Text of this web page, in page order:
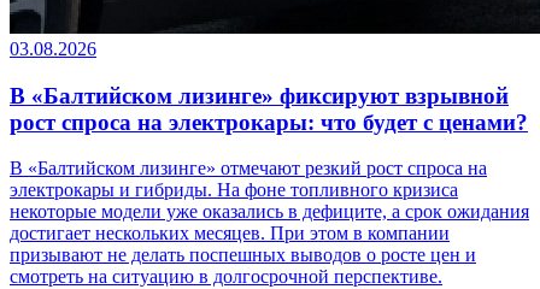
03.08.2026
В «Балтийском лизинге» фиксируют взрывной
рост спроса на электрокары: что будет с ценами?
В «Балтийском лизинге» отмечают резкий рост спроса на
электрокары и гибриды. На фоне топливного кризиса
некоторые модели уже оказались в дефиците, а срок ожидания
достигает нескольких месяцев. При этом в компании
призывают не делать поспешных выводов о росте цен и
смотреть на ситуацию в долгосрочной перспективе.